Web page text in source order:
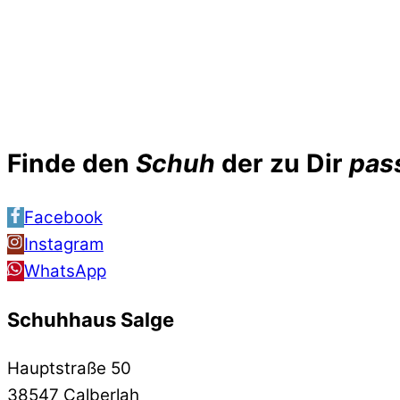
Finde den Schuh der zu Dir
Facebook
Instagram
WhatsApp
Schuhhaus Salge
Hauptstraße 50
38547 Calberlah